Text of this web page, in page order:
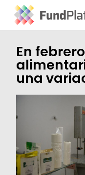
En
una